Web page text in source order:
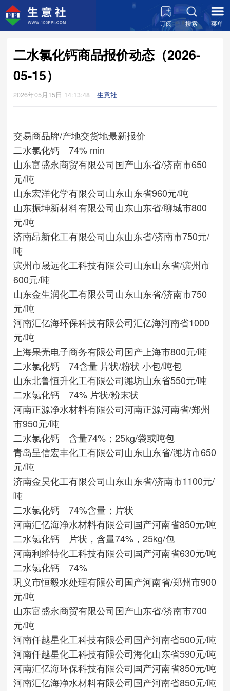
订阅 搜索 菜单
二水氯化钙商品报价动态（2026-
05-15）
2026年05月15日 14:13:48 生意社
交易商品牌/产地交货地最新报价
二水氯化钙 74% min
山东富盛永商贸有限公司国产山东省/济南市650
元/吨
山东宏洋化学有限公司山东山东省960元/吨
山东振坤新材料有限公司山东山东省/聊城市800
元/吨
济南昂新化工有限公司山东山东省/济南市750元/
吨
滨州市晟远化工科技有限公司山东山东省/滨州市
600元/吨
山东金生润化工有限公司山东山东省/济南市750
元/吨
河南汇亿海环保科技有限公司汇亿海河南省1000
元/吨
上海果壳电子商务有限公司国产 上海市800元/吨
二水氯化钙 74含量 片状/粉状 小包/吨包
山东北鲁恒升化工有限公司潍坊山东省550元/吨
二水氯化钙 74% 片状/粉末状
河南正源净水材料有限公司河南正源河南省/郑州
市950元/吨
二水氯化钙 含量74%；25kg/袋或吨包
青岛呈信宏丰化工有限公司山东山东省/潍坊市650
元/吨
济南金昊化工有限公司山东山东省/济南市1100元/
吨
二水氯化钙 74%含量；片状
河南汇亿海净水材料有限公司国产河南省850元/吨
二水氯化钙 片状，含量74%，25kg/包
河南利维特化工科技有限公司国产河南省630元/吨
二水氯化钙 74%
巩义市恒毅水处理有限公司国产河南省/郑州市900
元/吨
山东富盛永商贸有限公司国产山东省/济南市700
元/吨
河南仟越星化工科技有限公司国产河南省500元/吨
河南仟越星化工科技有限公司海化山东省590元/吨
河南汇亿海环保科技有限公司国产河南省850元/吨
河南汇亿海净水材料有限公司国产河南省850元/吨